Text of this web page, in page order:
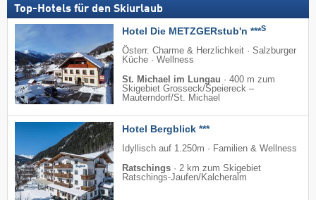
Top-Hotels für den Skiurlaub
Hotel Die METZGERstub'n ***S
Österr. Charme & Herzlichkeit · Salzburger
Küche · Wellness
St. Michael im Lungau · 400 m zum
Skigebiet Grosseck/​Speiereck –
Mauterndorf/​St. Michael
Hotel Bergblick ***
Idyllisch auf 1.250m · Familien & Wellness
Ratschings · 2 km zum Skigebiet
Ratschings-Jaufen/​Kalcheralm